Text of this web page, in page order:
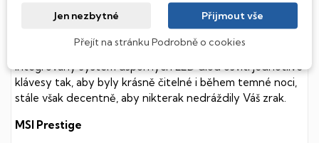
práci s daty.
Podsvícená klávesnice
Integrovaný systém úsporných LED diod osvítí jednotlivé
klávesy tak, aby byly krásně čitelné i během temné noci,
stále však decentně, aby nikterak nedráždily Váš zrak.
MSI Prestige
Jen nezbytné Přijmout vše
Přejít na stránku Podrobně o cookies